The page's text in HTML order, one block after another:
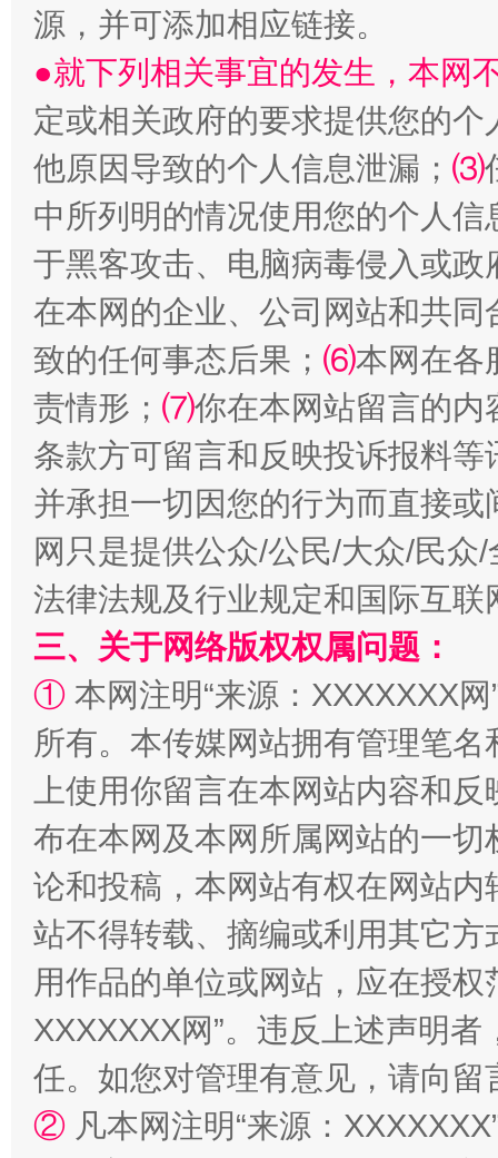
全民健身五年计划来了！等你上场
阿坝州三大球赛在茂县开幕 规模
国家大学科技园优化重塑工作
源，并可添加相应链接。
●就下列相关事宜的发生，本网
定或相关政府的要求提供您的个
他原因导致的个人信息泄漏； ⑶
中所列明的情况使用您的个人
于黑客攻击、电脑病毒侵入或
在本网的企业、公司网站和共
致的任何事态后果； ⑹本网在各
责情形； ⑺你在本网站留言的内
条款方可留言和反映投诉报料
并承担一切因您的行为而直接
网只是提供公众/公民/大众/民
法律法规及行业规定和国际互
三、关于网络版权权属问题：
① 本网注明“来源：XXXXXXX
所有。本传媒网站拥有管理笔
上使用你留言在本网站内容和
布在本网及本网所属网站的一
论和投稿，本网站有权在网站
站不得转载、摘编或利用其它
用作品的单位或网站，应在授
XXXXXXX网”。违反上述声明
任。如您对管理有意见，请向
② 凡本网注明“来源：